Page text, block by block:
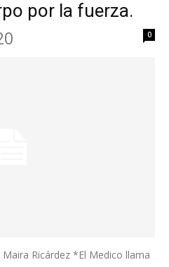
por la fuerza.
0
Ricárdez *El Medico llama